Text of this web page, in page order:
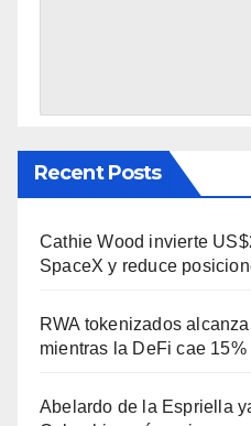
Recent Posts
Cathie Wood invierte
SpaceX y reduce
RWA tokenizados
mientras la DeFi cae 15%
Abelardo de la Espriella